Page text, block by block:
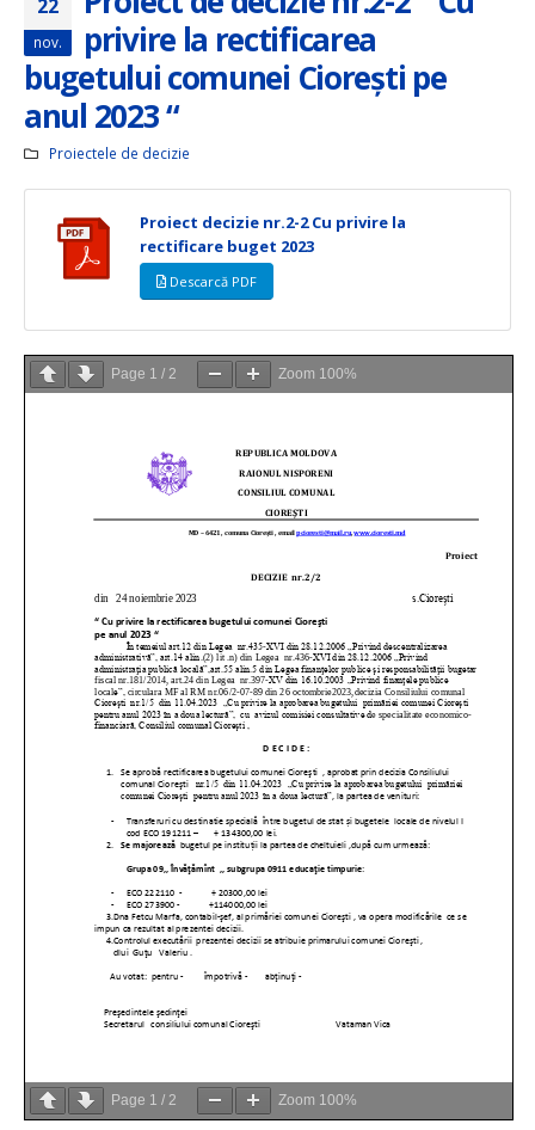
22
nov.
privire la rectificarea
bugetului comunei Cioreşti pe
anul 2023 “
Proiectele de decizie
Proiect decizie nr.2-2 Cu privire la
rectificare buget 2023
Descarcă PDF
Page 1 / 2 Zoom 100%
Page 1 / 2 Zoom 100%